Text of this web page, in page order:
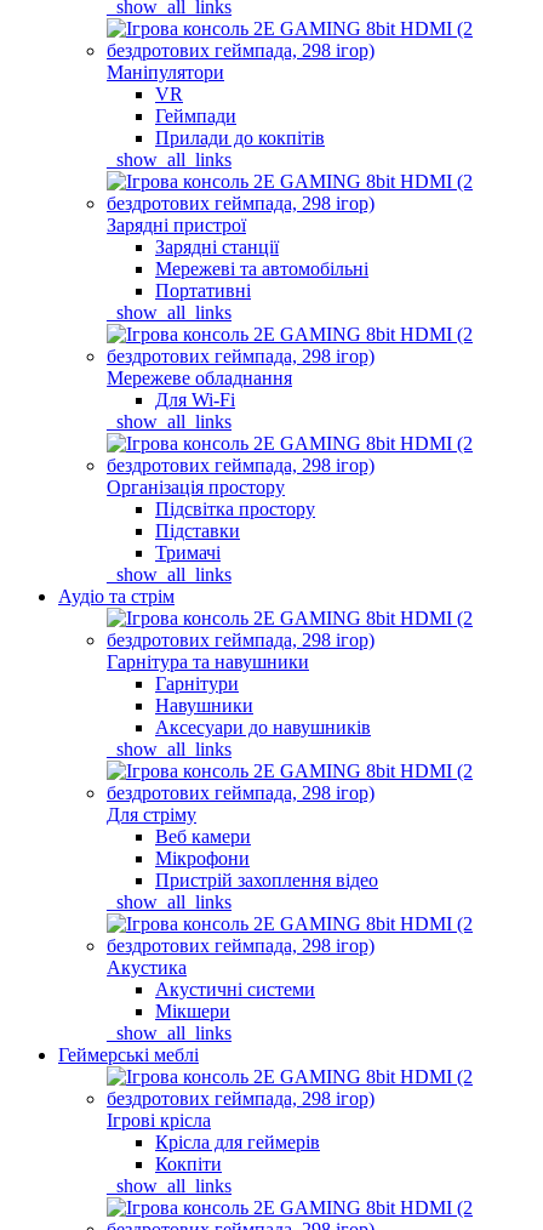
_show_all_links
Маніпулятори
VR
Геймпади
Прилади до кокпітів
_show_all_links
Зарядні пристрої
Зарядні станції
Мережеві та автомобільні
Портативні
_show_all_links
Мережеве обладнання
Для Wi-Fi
_show_all_links
Організація простору
Підсвітка простору
Підставки
Тримачі
_show_all_links
Аудіо та стрім
Гарнітура та навушники
Гарнітури
Навушники
Аксесуари до навушників
_show_all_links
Для стріму
Веб камери
Мікрофони
Пристрій захоплення відео
_show_all_links
Акустика
Акустичні системи
Мікшери
_show_all_links
Геймерські меблі
Ігрові крісла
Крісла для геймерів
Кокпіти
_show_all_links